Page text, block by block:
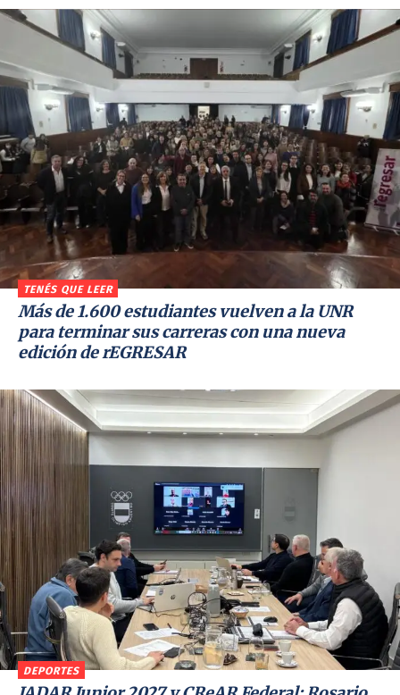
TENÉS QUE LEER
Más de 1.600 estudiantes vuelven a la UNR
para terminar sus carreras con una nueva
edición de rEGRESAR
DEPORTES